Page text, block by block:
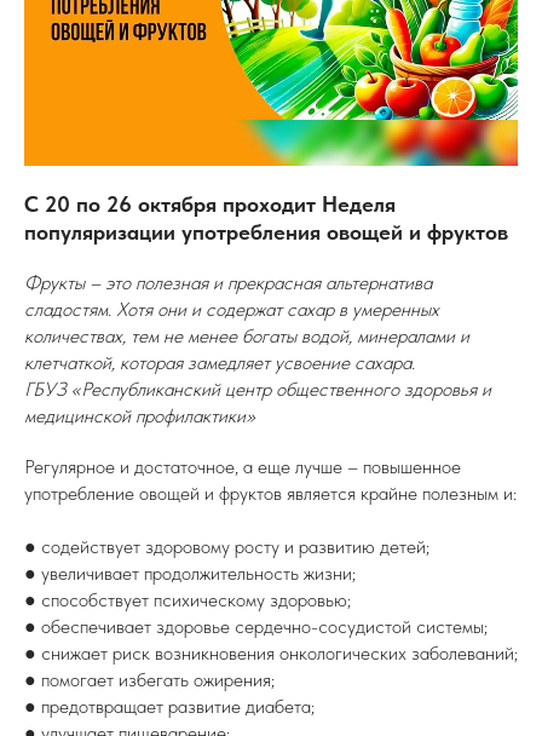
С 20 по 26 октября проходит Неделя
популяризации употребления овощей и фруктов
Фрукты – это полезная и прекрасная альтернатива
сладостям. Хотя они и содержат сахар в умеренных
количествах, тем не менее богаты водой, минералами и
клетчаткой, которая замедляет усвоение сахара.
ГБУЗ «Республиканский центр общественного здоровья и
медицинской профилактики»
Регулярное и достаточное, а еще лучше – повышенное
употребление овощей и фруктов является крайне полезным и:
● содействует здоровому росту и развитию детей;
● увеличивает продолжительность жизни;
● способствует психическому здоровью;
● обеспечивает здоровье сердечно-сосудистой системы;
● снижает риск возникновения онкологических заболеваний;
● помогает избегать ожирения;
● предотвращает развитие диабета;